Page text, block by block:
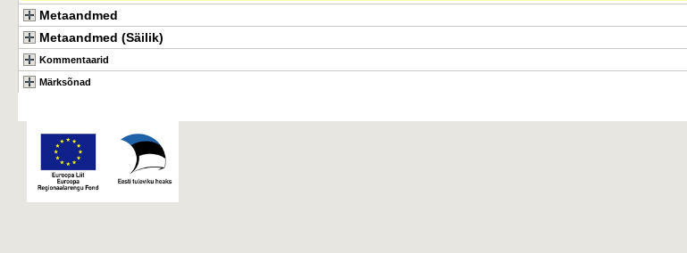
Metaandmed
Metaandmed (Säilik)
Kommentaarid
Märksõnad